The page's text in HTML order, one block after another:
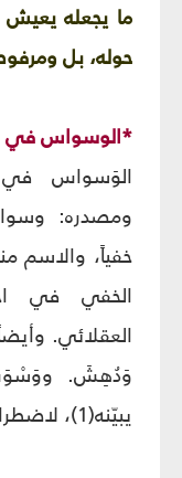
ما يجعله
حوله، بل
*الوسواس في
الوَسواس
ومصدره:
خفياً، والاسم
الخفي في
العقلائي.
وَدُهِشَ. ووَسْوَسَ
يبيّنه(1)، لاضطرابه وتشوّشه.